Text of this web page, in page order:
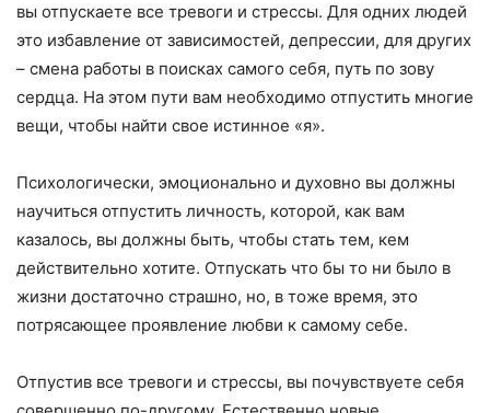
вы отпускаете все тревоги и стрессы. Для одних людей
это избавление от зависимостей, депрессии, для других
– смена работы в поисках самого себя, путь по зову
сердца. На этом пути вам необходимо отпустить многие
вещи, чтобы найти свое истинное «я».
Психологически, эмоционально и духовно вы должны
научиться отпустить личность, которой, как вам
казалось, вы должны быть, чтобы стать тем, кем
действительно хотите. Отпускать что бы то ни было в
жизни достаточно страшно, но, в тоже время, это
потрясающее проявление любви к самому себе.
Отпустив все тревоги и стрессы, вы почувствуете себя